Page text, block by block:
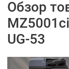
Обзор
UG-53